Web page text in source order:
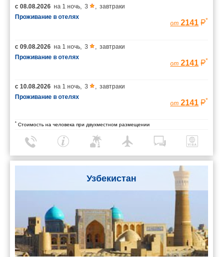
с 08.08.2026 на 1 ночь, 3 , завтраки
Проживание в отелях
от 2141 *
с 09.08.2026 на 1 ночь, 3 , завтраки
Проживание в отелях
от 2141 *
с 10.08.2026 на 1 ночь, 3 , завтраки
Проживание в отелях
от 2141 *
* Стоимость на человека при двухместном размещении
Узбекистан